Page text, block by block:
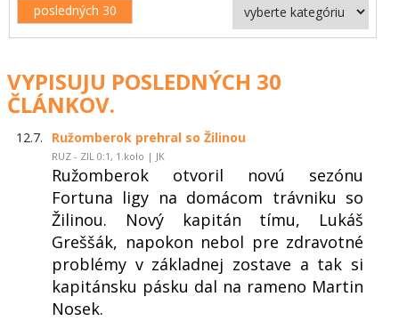
posledných 30
VYPISUJU POSLEDNÝCH 30
ČLÁNKOV.
12.7. Ružomberok prehral so Žilinou
RUZ - ZIL 0:1, 1.kolo | JK
Ružomberok otvoril novú sezónu
Fortuna ligy na domácom trávniku so
Žilinou. Nový kapitán tímu, Lukáš
Greššák, napokon nebol pre zdravotné
problémy v základnej zostave a tak si
kapitánsku pásku dal na rameno Martin
Nosek.